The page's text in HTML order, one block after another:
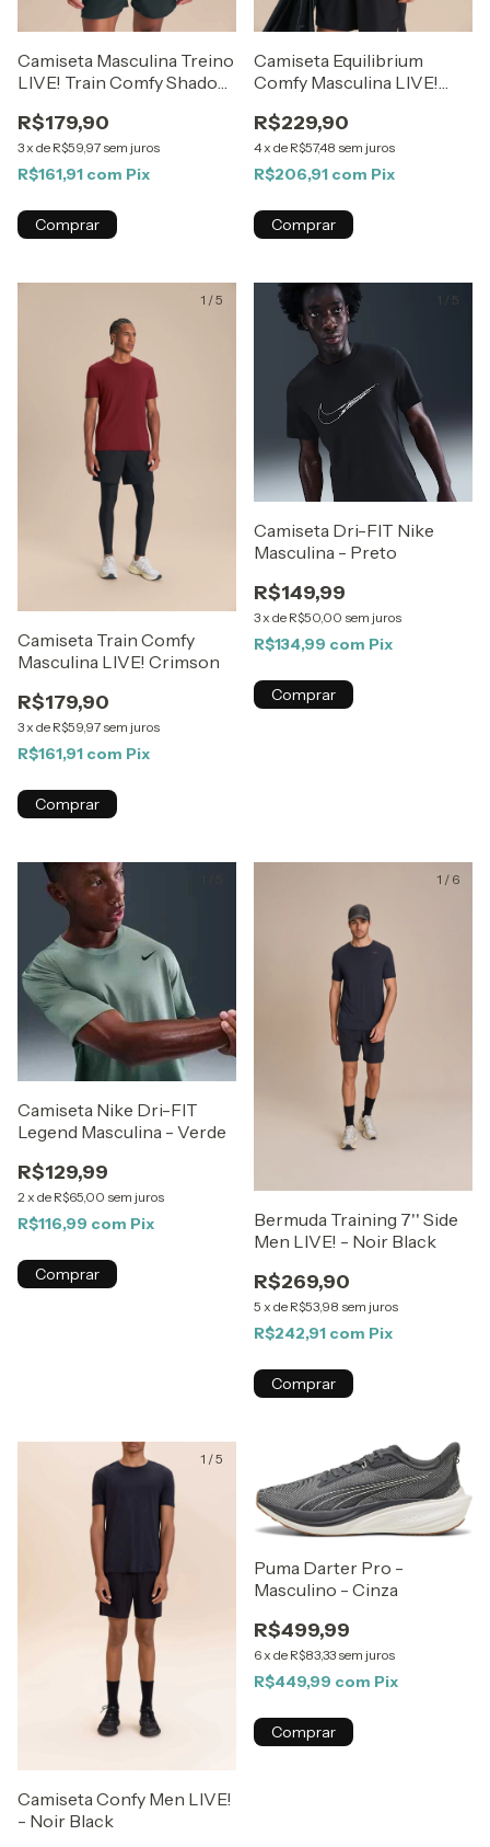
Camiseta Masculina Treino
LIVE! Train Comfy Shadow
R$179,90
3 x de R$59,97 sem juros
R$161,91 com Pix
Comprar
Camiseta Equilibrium
Comfy Masculina LIVE!
R$229,90
4 x de R$57,48 sem juros
R$206,91 com Pix
Comprar
1 /5
Camiseta Train Comfy
Masculina LIVE! Crimson
R$179,90
3 x de R$59,97 sem juros
R$161,91 com Pix
Comprar
1 / 5
Camiseta Dri-FIT Nike
Masculina - Preto
R$149,99
3 x de R$50,00 sem juros
R$134,99 com Pix
Comprar
Camiseta Nike Dri-FIT
Legend Masculina - Verde
R$129,99
2 x de R$65,00 sem juros
R$116,99 com Pix
Comprar
1 / 6
Bermuda Training 7'' Side
Men LIVE! - Noir Black
R$269,90
5 x de R$53,98 sem juros
R$242,91 com Pix
Comprar
1 /5
Camiseta Confy Men LIVE!
- Noir Black
1/6
Puma Darter Pro -
Masculino - Cinza
R$499,99
6 x de R$83,33 sem juros
R$449,99 com Pix
Comprar